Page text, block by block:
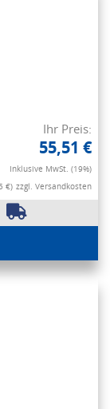
Ihr Preis:
55,51 €
Inklusive MwSt. (19%)
€) zzgl. Versandkosten